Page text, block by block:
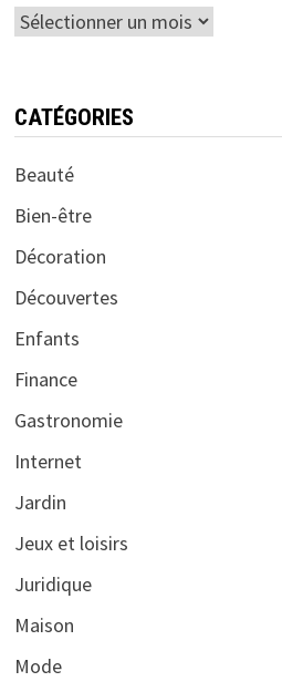
Archives
CATÉGORIES
Beauté
Bien-être
Décoration
Découvertes
Enfants
Finance
Gastronomie
Internet
Jardin
Jeux et loisirs
Juridique
Maison
Mode